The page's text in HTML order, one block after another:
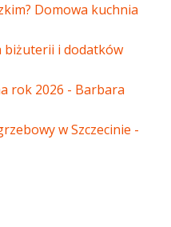
Domowa kuchnia
biżuterii i dodatków
rok 2026 - Barbara
w Szczecinie -